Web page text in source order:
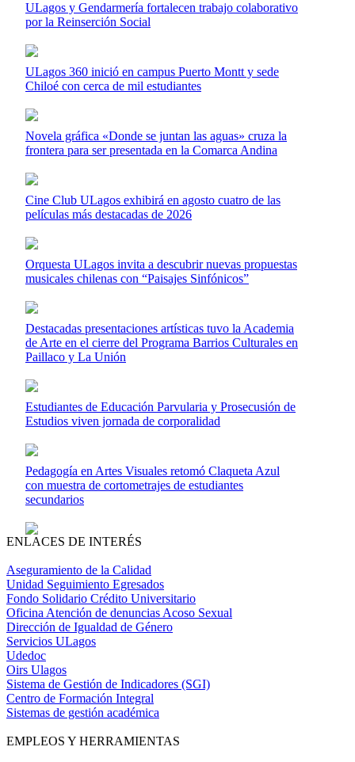
ULagos y Gendarmería fortalecen trabajo colaborativo
por la Reinserción Social
ULagos 360 inició en campus Puerto Montt y sede
Chiloé con cerca de mil estudiantes
Novela gráfica «Donde se juntan las aguas» cruza la
frontera para ser presentada en la Comarca Andina
Cine Club ULagos exhibirá en agosto cuatro de las
películas más destacadas de 2026
Orquesta ULagos invita a descubrir nuevas propuestas
musicales chilenas con “Paisajes Sinfónicos”
Destacadas presentaciones artísticas tuvo la Academia
de Arte en el cierre del Programa Barrios Culturales en
Paillaco y La Unión
Estudiantes de Educación Parvularia y Prosecusión de
Estudios viven jornada de corporalidad
Pedagogía en Artes Visuales retomó Claqueta Azul
con muestra de cortometrajes de estudiantes
secundarios
ENLACES DE INTERÉS
Aseguramiento de la Calidad
Unidad Seguimiento Egresados
Fondo Solidario Crédito Universitario
Oficina Atención de denuncias Acoso Sexual
Dirección de Igualdad de Género
Servicios ULagos
Udedoc
Oirs Ulagos
Sistema de Gestión de Indicadores (SGI)
Centro de Formación Integral
Sistemas de gestión académica
EMPLEOS Y HERRAMIENTAS